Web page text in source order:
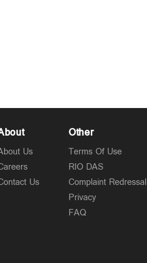
Us
Us
Other
Terms Of Use
RIO DAS
Complaint Redressal
Privacy
FAQ